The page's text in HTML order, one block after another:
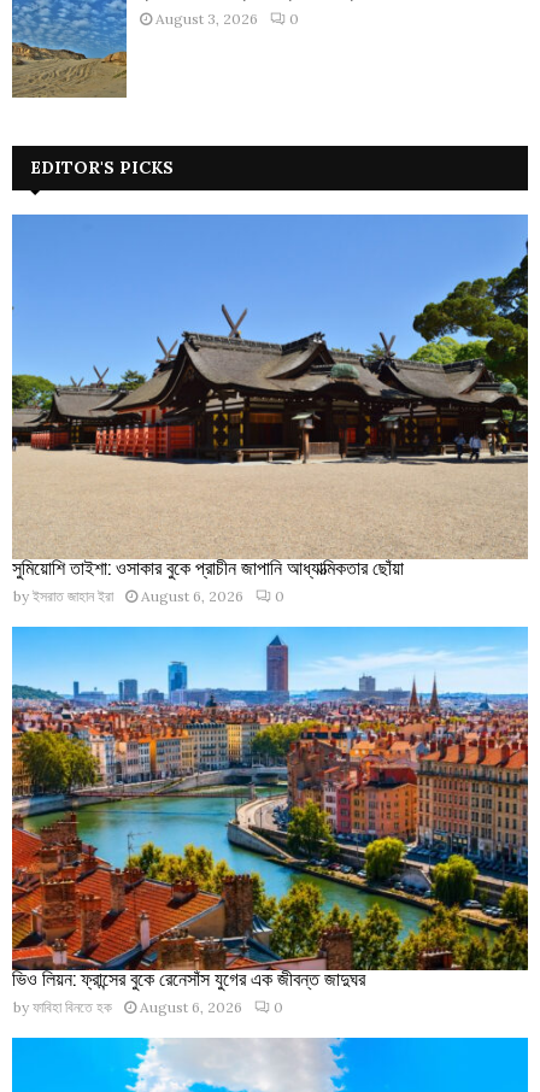
August 3, 2026 0
EDITOR'S PICKS
সুমিয়োশি তাইশা: ওসাকার বুকে প্রাচীন জাপানি আধ্যাত্মিকতার ছোঁয়া
by ইসরাত জাহান ইরা August 6, 2026 0
ভিও লিয়ন: ফ্রান্সের বুকে রেনেসাঁস যুগের এক জীবন্ত জাদুঘর
by ফাবিহা বিনতে হক August 6, 2026 0